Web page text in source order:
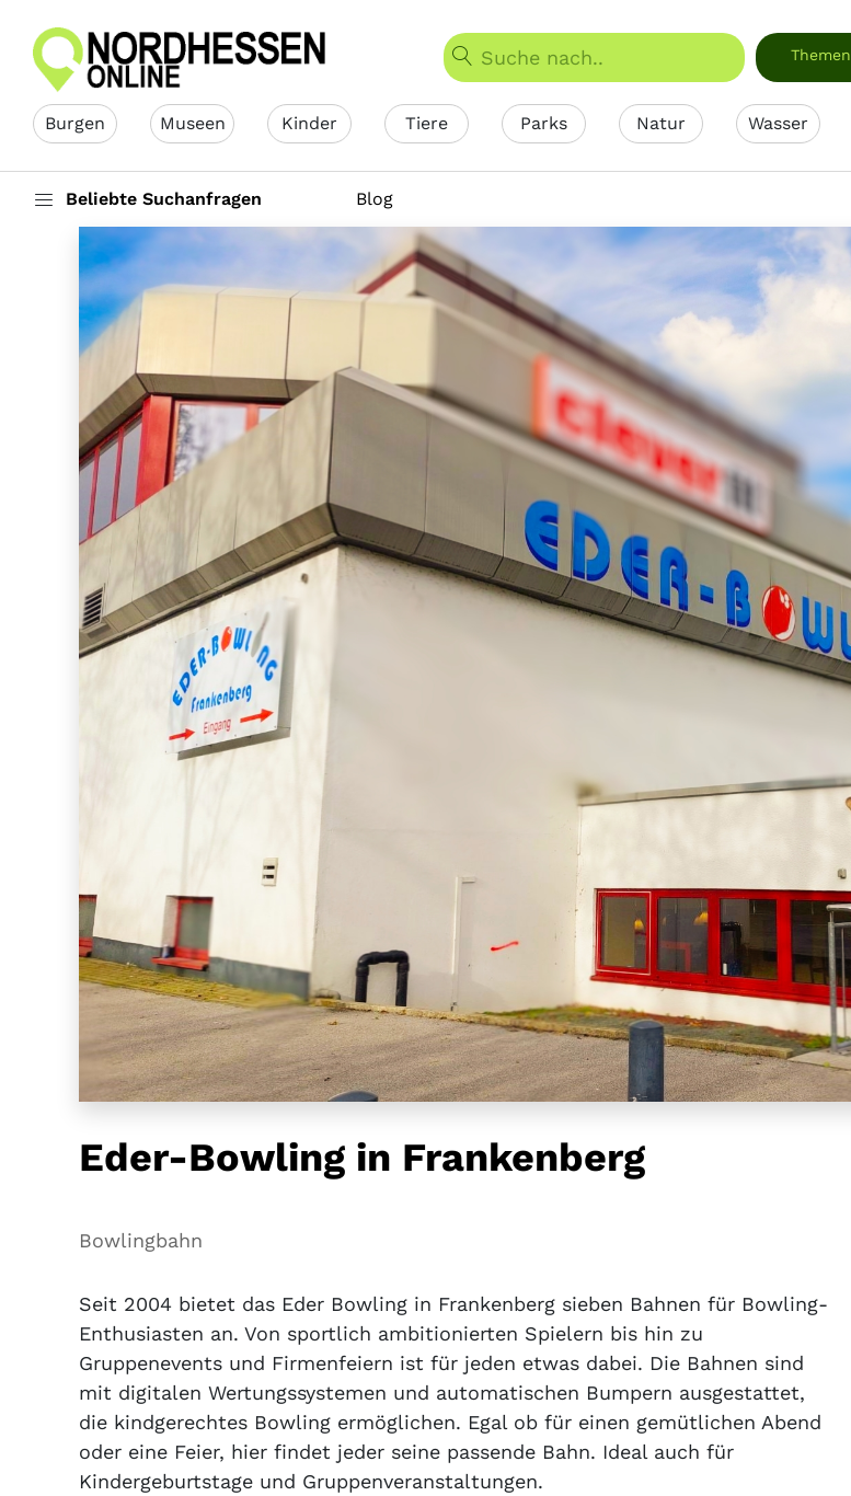
Themen
Burgen Museen Kinder Tiere Parks Natur Wasser
Beliebte Suchanfragen Blog
Eder-Bowling in Frankenberg
Bowlingbahn
Seit 2004 bietet das Eder Bowling in Frankenberg sieben Bahnen für Bowling-
Enthusiasten an. Von sportlich ambitionierten Spielern bis hin zu
Gruppenevents und Firmenfeiern ist für jeden etwas dabei. Die Bahnen sind
mit digitalen Wertungssystemen und automatischen Bumpern ausgestattet,
die kindgerechtes Bowling ermöglichen. Egal ob für einen gemütlichen Abend
oder eine Feier, hier findet jeder seine passende Bahn. Ideal auch für
Kindergeburtstage und Gruppenveranstaltungen.